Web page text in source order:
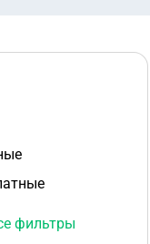
фильтры